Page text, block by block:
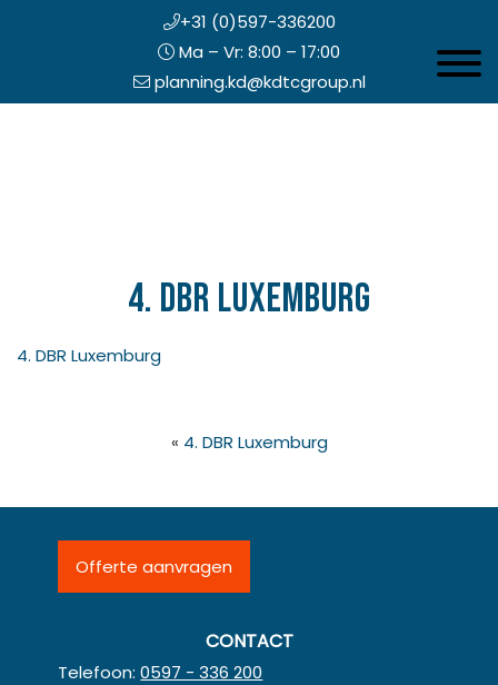
+31 (0)597-336200
Ma – Vr: 8:00 – 17:00
planning.kd@kdtcgroup.nl
4. DBR Luxemburg
4. DBR Luxemburg
« 4. DBR Luxemburg
Offerte aanvragen
CONTACT
Telefoon:0597 - 336 200